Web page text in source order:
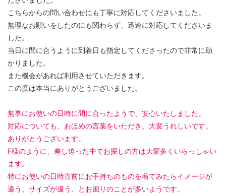
こちらからの問い合わせにも丁寧に対応してくださいました。
無理なお願いをしたのにも関わらず、迅速に対応してくださいま
した。
当日に間に合うように到着日も指定してくださったので非常に助
かりました。
また機会があれば利用させていただきます。
この度は本当にありがとうございました。
無事にお使いの日時に間に合ったようで、安心いたしました。
対応についても、おほめの言葉をいただき、大変うれしいです。
ありがとうございます。
F様のように、差し迫った中でお探しの方は大変多くいらっしゃい
ます。
特にお使いの日時直前にお手持ちのものを着てみたらイメージが
違う、サイズが違う、とお困りのことが多いようです。